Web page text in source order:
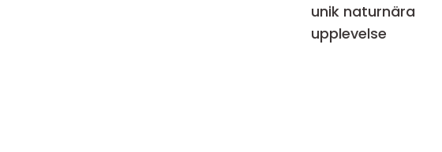
unik naturnära
upplevelse